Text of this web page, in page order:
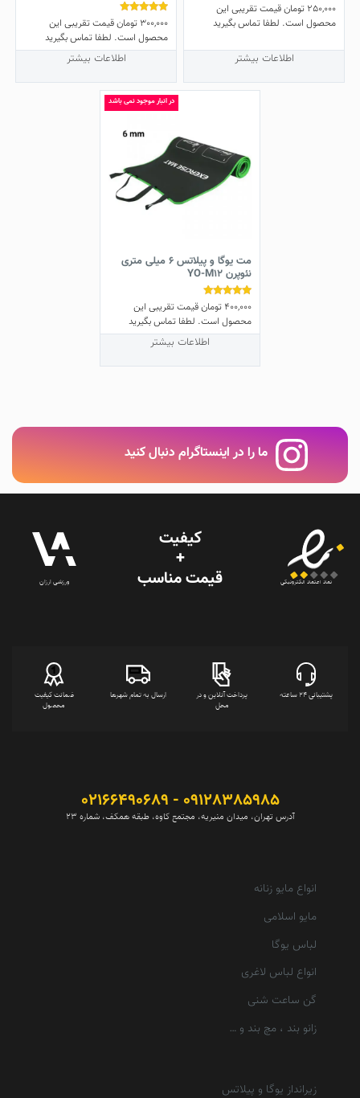
250,000 تومانقیمت تقریبی این
محصول است. لطفا تماس بگیرید
اطلاعات بیشتر
نمره
4.75
از 5
300,000 تومانقیمت تقریبی این
محصول است. لطفا تماس بگیرید
اطلاعات بیشتر
در انبار موجود نمی باشد
مت یوگا و پیلاتس 6 میلی متری
نئوپرن YO-M12
نمره
5.00
از 5
400,000 تومانقیمت تقریبی این
محصول است. لطفا تماس بگیرید
اطلاعات بیشتر
ما را در اینستاگرام دنبال کنید
نماد اعتماد الکترونیکی
کیفیت
+
قیمت‌ مناسب ورزشی ارزان
پشتیبانی 24 ساعته
پرداخت آنلاین و در
محل
ارسال به تمام شهرها
ضمانت کیفیت
محصول
09128385985 - 02166490689
آدرس تهران، میدان منیریه، مجتمع کاوه، طبقه همکف، شماره 23
انواع مایو زنانه
مایو اسلامی
لباس یوگا
انواع لباس لاغری
گن ساعت شنی
زانو بند ، مچ بند و …
زیرانداز یوگا و پیلاتس